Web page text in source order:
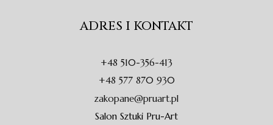
b
k
-
f
a
r
a
m
l
p
e
n
e
a
l
t
ADRES I KONTAKT
+48 510-356-413
+48 577 870 930
zakopane@pruart.pl
Salon Sztuki Pru-Art